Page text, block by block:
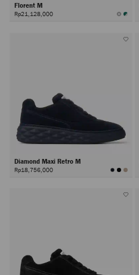
Florent M
Rp21,128,000
Diamond Maxi Retro M
Rp18,756,000